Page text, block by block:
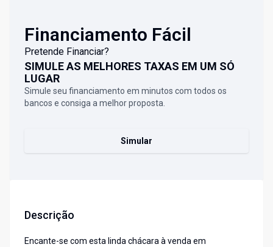
Financiamento Fácil
Pretende Financiar?
SIMULE AS MELHORES TAXAS EM UM SÓ
LUGAR
Simule seu financiamento em minutos com todos os
bancos e consiga a melhor proposta.
Simular
Descrição
Encante-se com esta linda chácara à venda em